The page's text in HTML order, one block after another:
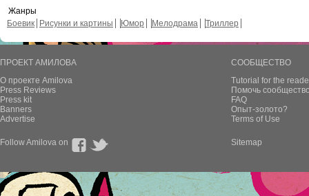
Жанры
Боевик
Рисунки и картины Юмор Мелодрама Триллер
ПРОЕКТ АМИЛОВА
О проекте Amilova
Press Reviews
Press kit
Banners
Advertise
СООБЩЕСТВО
Tutorial for the
Помочь
FAQ
Опыт-золото?
Terms of Use
Follow Amilova on Sitemap